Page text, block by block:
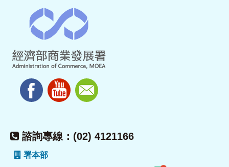
諮詢專線：(02) 4121166
署本部